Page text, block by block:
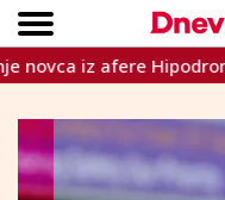
iz afere Hipodrom: